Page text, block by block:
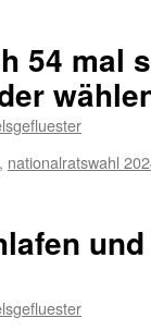
54 mal
, nationalratswahl